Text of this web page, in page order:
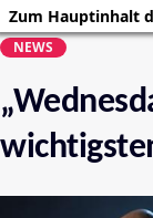
Zum Hauptinhalt
NEWS